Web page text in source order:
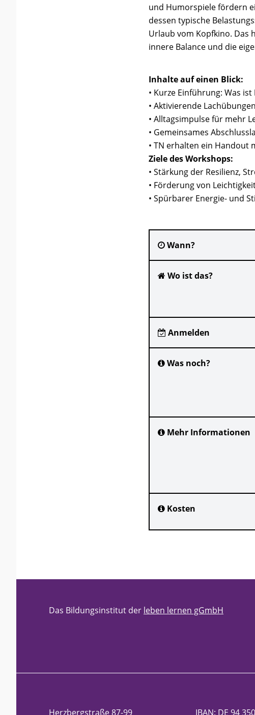
und Humorspiele fördern
dessen typische
Urlaub vom Kopfkino. Das
innere Balance und die
Inhalte auf einen Blick:
• Kurze Einführung: Was
• Aktivierende
• Alltagsimpulse für mehr
• Gemeinsames
• TN erhalten ein Handout
Ziele des Workshops:
• Stärkung der Resilienz,
• Förderung von
• Spürbarer Energie- und
Wann?
Wo ist das?
Anmelden
Was noch?
Mehr Informationen
Kosten
Das Bildungsinstitut der leben lernen gGmbH
Herzbergstraße 87-99 IBAN: DE 94